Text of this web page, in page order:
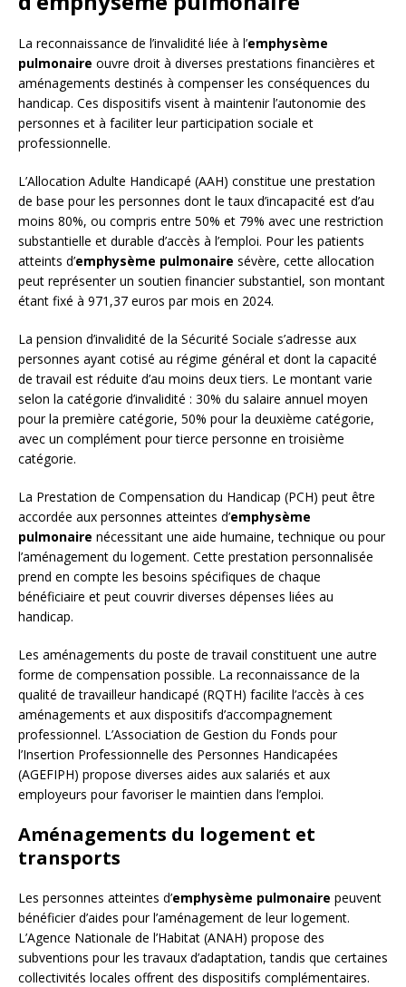
La reconnaissance de l’invalidité liée à l’emphysème
pulmonaire ouvre droit à diverses prestations financières et
aménagements destinés à compenser les conséquences du
handicap. Ces dispositifs visent à maintenir l’autonomie des
personnes et à faciliter leur participation sociale et
professionnelle.
L’Allocation Adulte Handicapé (AAH) constitue une prestation
de base pour les personnes dont le taux d’incapacité est d’au
moins 80%, ou compris entre 50% et 79% avec une restriction
substantielle et durable d’accès à l’emploi. Pour les patients
atteints d’emphysème pulmonaire sévère, cette allocation
peut représenter un soutien financier substantiel, son montant
étant fixé à 971,37 euros par mois en 2024.
La pension d’invalidité de la Sécurité Sociale s’adresse aux
personnes ayant cotisé au régime général et dont la capacité
de travail est réduite d’au moins deux tiers. Le montant varie
selon la catégorie d’invalidité : 30% du salaire annuel moyen
pour la première catégorie, 50% pour la deuxième catégorie,
avec un complément pour tierce personne en troisième
catégorie.
La Prestation de Compensation du Handicap (PCH) peut être
accordée aux personnes atteintes d’emphysème
pulmonaire nécessitant une aide humaine, technique ou pour
l’aménagement du logement. Cette prestation personnalisée
prend en compte les besoins spécifiques de chaque
bénéficiaire et peut couvrir diverses dépenses liées au
handicap.
Les aménagements du poste de travail constituent une autre
forme de compensation possible. La reconnaissance de la
qualité de travailleur handicapé (RQTH) facilite l’accès à ces
aménagements et aux dispositifs d’accompagnement
professionnel. L’Association de Gestion du Fonds pour
l’Insertion Professionnelle des Personnes Handicapées
(AGEFIPH) propose diverses aides aux salariés et aux
employeurs pour favoriser le maintien dans l’emploi.
Aménagements du logement et
transports
Les personnes atteintes d’emphysème pulmonaire peuvent
bénéficier d’aides pour l’aménagement de leur logement.
L’Agence Nationale de l’Habitat (ANAH) propose des
subventions pour les travaux d’adaptation, tandis que certaines
collectivités locales offrent des dispositifs complémentaires.